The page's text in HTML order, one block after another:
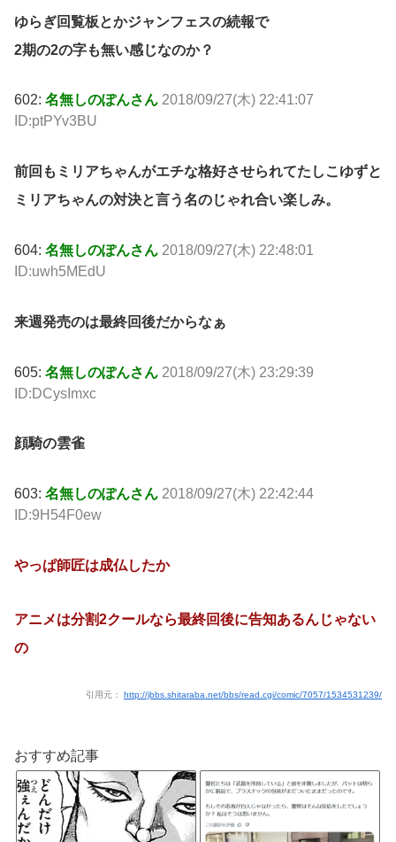
ゆらぎ回覧板とかジャンフェスの続報で
2期の2の字も無い感じなのか？
602: 名無しのぽんさん 2018/09/27(木) 22:41:07
ID:ptPYv3BU
前回もミリアちゃんがエチな格好させられてたしこゆずと
ミリアちゃんの対決と言う名のじゃれ合い楽しみ。
604: 名無しのぽんさん 2018/09/27(木) 22:48:01
ID:uwh5MEdU
来週発売のは最終回後だからなぁ
605: 名無しのぽんさん 2018/09/27(木) 23:29:39
ID:DCysImxc
顔騎の雲雀
603: 名無しのぽんさん 2018/09/27(木) 22:42:44
ID:9H54F0ew
やっぱ師匠は成仏したか
アニメは分割2クールなら最終回後に告知あるんじゃない
の
引用元： http://jbbs.shitaraba.net/bbs/read.cgi/comic/7057/1534531239/
おすすめ記事